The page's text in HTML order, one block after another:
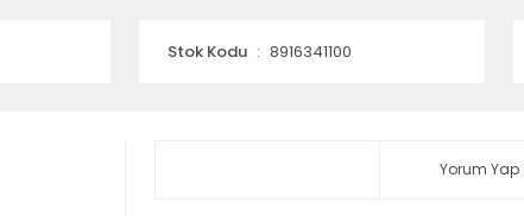
Stok Kodu 8916341100
Yorum Yap